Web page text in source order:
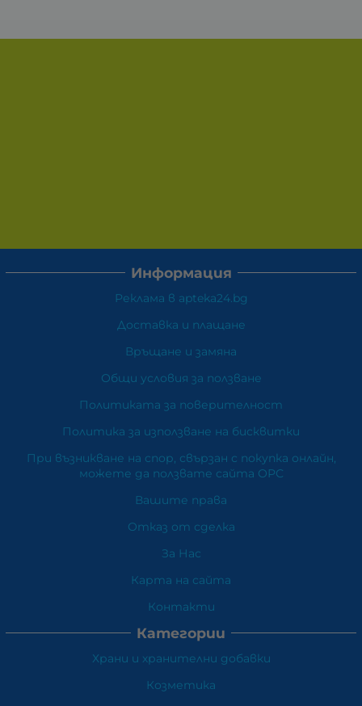
Информация
Реклама в apteka24.bg
Доставка и плащане
Връщане и замяна
Общи условия за ползване
Политиката за поверителност
Политика за използване на бисквитки
При възникване на спор, свързан с покупка онлайн,
можете да ползвате сайта ОРС
Вашите права
Отказ от сделка
За Нас
Карта на сайта
Контакти
Категории
Храни и хранителни добавки
Козметика